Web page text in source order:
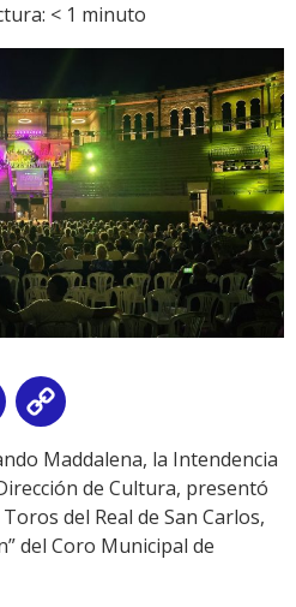
< 1 minuto
Email
Link
Maddalena, la Intendencia
de Cultura, presentó
del Real de San Carlos,
del Coro Municipal de